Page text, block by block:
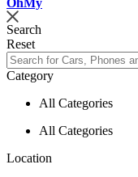
OhMy
Search
Reset
Category
All Categories
All Categories
Location